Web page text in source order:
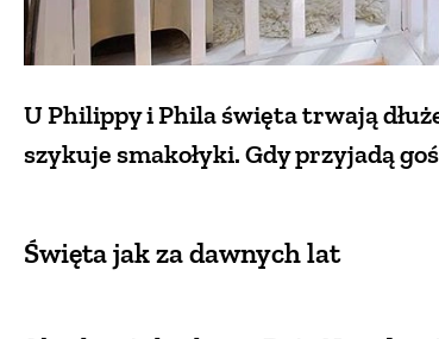
U Philippy i Phila święta trwają
szykuje smakołyki. Gdy przyjadą
Święta jak za dawnych lat